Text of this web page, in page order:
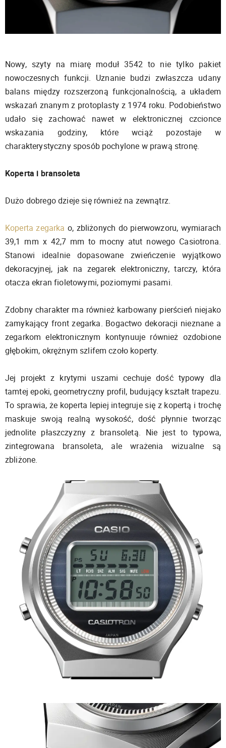
Nowy, szyty na miarę moduł 3542 to nie tylko pakiet
nowoczesnych funkcji. Uznanie budzi zwłaszcza udany
balans między rozszerzoną funkcjonalnością, a układem
wskazań znanym z protoplasty z 1974 roku. Podobieństwo
udało się zachować nawet w elektronicznej czcionce
wskazania godziny, które wciąż pozostaje w
charakterystyczny sposób pochylone w prawą stronę.
Koperta i bransoleta
Dużo dobrego dzieje się również na zewnątrz.
Koperta zegarka o, zbliżonych do pierwowzoru, wymiarach
39,1 mm x 42,7 mm to mocny atut nowego Casiotrona.
Stanowi idealnie dopasowane zwieńczenie wyjątkowo
dekoracyjnej, jak na zegarek elektroniczny, tarczy, która
otacza ekran fioletowymi, poziomymi pasami.
Zdobny charakter ma również karbowany pierścień niejako
zamykający front zegarka. Bogactwo dekoracji nieznane a
zegarkom elektronicznym kontynuuje również ozdobione
głębokim, okrężnym szlifem czoło koperty.
Jej projekt z krytymi uszami cechuje dość typowy dla
tamtej epoki, geometryczny profil, budujący kształt trapezu.
To sprawia, że koperta lepiej integruje się z kopertą i trochę
maskuje swoją realną wysokość, dość płynnie tworząc
jednolite płaszczyzny z bransoletą. Nie jest to typowa,
zintegrowana bransoleta, ale wrażenia wizualne są
zbliżone.